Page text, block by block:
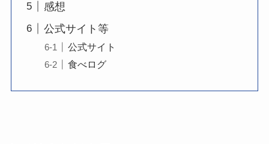
感想
公式サイト等
公式サイト
食べログ